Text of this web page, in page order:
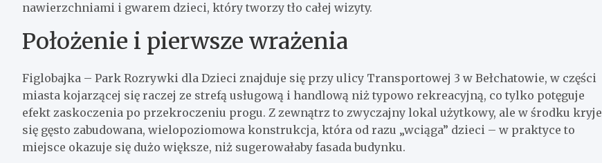
nawierzchniami i gwarem dzieci, który tworzy tło całej wizyty.
Położenie i pierwsze wrażenia
Figlobajka – Park Rozrywki dla Dzieci znajduje się przy ulicy Transportowej 3 w Bełchatowie, w części
miasta kojarzącej się raczej ze strefą usługową i handlową niż typowo rekreacyjną, co tylko potęguje
efekt zaskoczenia po przekroczeniu progu. Z zewnątrz to zwyczajny lokal użytkowy, ale w środku kryje
się gęsto zabudowana, wielopoziomowa konstrukcja, która od razu „wciąga” dzieci – w praktyce to
miejsce okazuje się dużo większe, niż sugerowałaby fasada budynku.